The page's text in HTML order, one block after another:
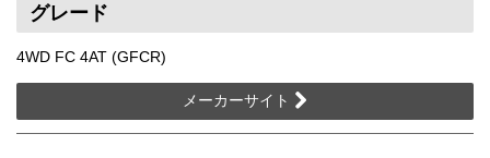
グレード
4WD FC 4AT (GFCR)
メーカーサイト